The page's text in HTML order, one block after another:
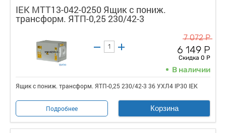
IEK MTT13-042-0250 Ящик с пониж.
трансформ. ЯТП-0,25 230/42-3
7 072 Р
6 149 Р
Скидка 0 Р
В наличии
Ящик с пониж. трансформ. ЯТП-0,25 230/42-3 36 УХЛ4 IP30 IEK
Подробнее Корзина